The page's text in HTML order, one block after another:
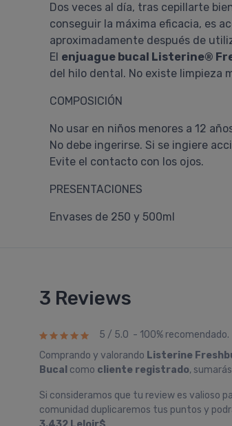
Dos veces al día, tras cepillarte
conseguir la máxima eficacia, es
aproximadamente después de
El enjuague bucal Listerine®
del hilo dental. No existe limpieza
COMPOSICIÓN
No usar en niños menores a 12
No debe ingerirse. Si se ingiere
Evite el contacto con los ojos.
PRESENTACIONES
Envases de 250 y 500ml
3 Reviews
5 / 5.0 - 100% recomendado.
Comprando y valorando Listerine
Bucal como cliente registrado, sumarás
Si consideramos que tu review es valioso
comunidad duplicaremos tus puntos y